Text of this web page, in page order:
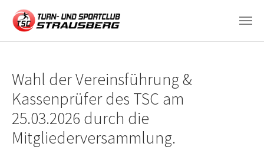
Wahl der Vereinsführung &
Kassenprüfer des TSC am
25.03.2026 durch die
Mitgliederversammlung.